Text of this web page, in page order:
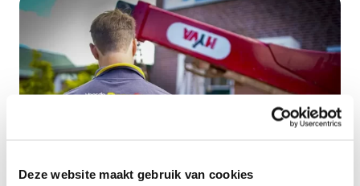
Deze website maakt gebruik van cookies